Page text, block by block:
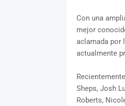
Con una
mejor
aclamada por
actualmente
Sheps, Josh
Roberts,